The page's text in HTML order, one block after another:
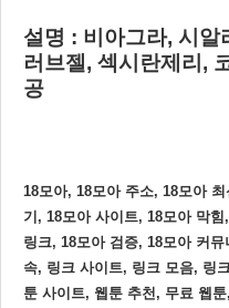
설명 : 비아그라, 시알
러브젤, 섹시란제리,
공
18모아, 18모아 주소, 18모아
기, 18모아 사이트, 18모아 막
링크, 18모아 검증, 18모아 커
속, 링크 사이트, 링크 모음, 링
툰 사이트, 웹툰 추천, 무료 웹